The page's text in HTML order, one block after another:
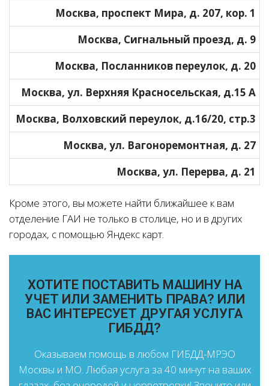
Москва, проспект Мира, д. 207, кор. 1
Москва, Сигнальный проезд, д. 9
Москва, Посланников переулок, д. 20
Москва, ул. Верхняя Красносельская, д.15 А
Москва, Волховский переулок, д.16/20, стр.3
Москва, ул. Вагоноремонтная, д. 27
Москва, ул. Перерва, д. 21
Кроме этого, вы можете найти ближайшее к вам
отделение ГАИ не только в столице, но и в других
городах, с помощью Яндекс карт.
ХОТИТЕ ПОСТАВИТЬ МАШИНУ НА
УЧЕТ ИЛИ ЗАМЕНИТЬ ПРАВА? ИЛИ
ВАС ИНТЕРЕСУЕТ ДРУГАЯ УСЛУГА
ГИБДД?
Оказываем помощь в любом ГИБДД-МРЭО
Москвы и МО. Любая услуга за 40 минут на ваших